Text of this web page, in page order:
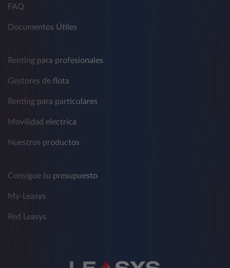
FAQ
Documentos Útiles
Renting para profesionales
Gestores de flota
Renting para particulares
Movilidad electrica
Nuestros productos
Consigue tu presupuesto
My-Leasys
Red Leasys